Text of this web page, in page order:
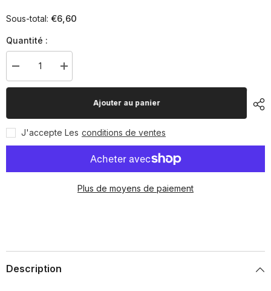
Sous-total: €6,60
Quantité :
Diminuer
la
quantité
éco
Augmenter
la
quantité
éco
Ajouter au panier
J'accepte Les conditions de ventes
Plus de moyens de paiement
Description